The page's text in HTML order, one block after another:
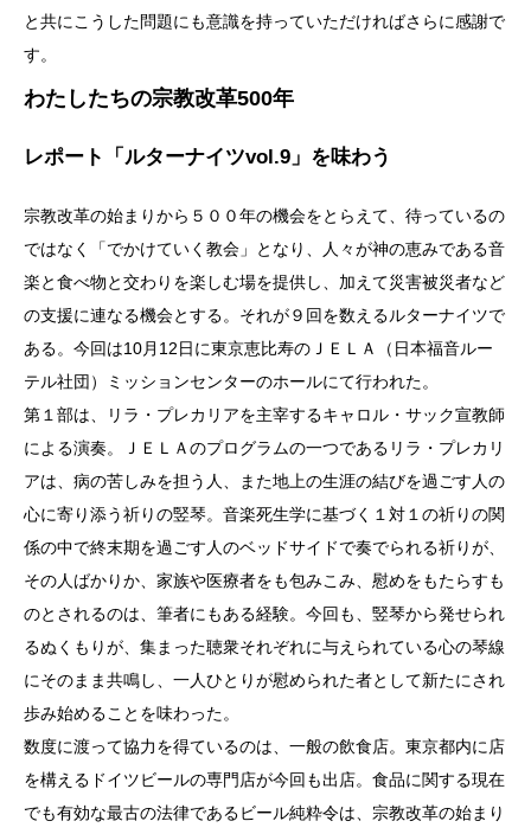
と共にこうした問題にも意識を持っていただければさらに感謝で
す。
わたしたちの宗教改革500年
レポート「ルターナイツvol.9」を味わう
宗教改革の始まりから５００年の機会をとらえて、待っているの
ではなく「でかけていく教会」となり、人々が神の恵みである音
楽と食べ物と交わりを楽しむ場を提供し、加えて災害被災者など
の支援に連なる機会とする。それが９回を数えるルターナイツで
ある。今回は10月12日に東京恵比寿のＪＥＬＡ（日本福音ルー
テル社団）ミッションセンターのホールにて行われた。
第１部は、リラ・プレカリアを主宰するキャロル・サック宣教師
による演奏。ＪＥＬＡのプログラムの一つであるリラ・プレカリ
アは、病の苦しみを担う人、また地上の生涯の結びを過ごす人の
心に寄り添う祈りの竪琴。音楽死生学に基づく１対１の祈りの関
係の中で終末期を過ごす人のベッドサイドで奏でられる祈りが、
その人ばかりか、家族や医療者をも包みこみ、慰めをもたらすも
のとされるのは、筆者にもある経験。今回も、竪琴から発せられ
るぬくもりが、集まった聴衆それぞれに与えられている心の琴線
にそのまま共鳴し、一人ひとりが慰められた者として新たにされ
歩み始めることを味わった。
数度に渡って協力を得ているのは、一般の飲食店。東京都内に店
を構えるドイツビールの専門店が今回も出店。食品に関する現在
でも有効な最古の法律であるビール純粋令は、宗教改革の始まり